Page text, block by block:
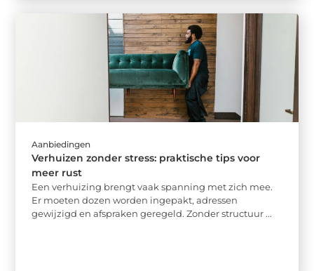
Aanbiedingen
Verhuizen zonder stress: praktische tips voor
meer rust
Een verhuizing brengt vaak spanning met zich mee.
Er moeten dozen worden ingepakt, adressen
gewijzigd en afspraken geregeld. Zonder structuur ...